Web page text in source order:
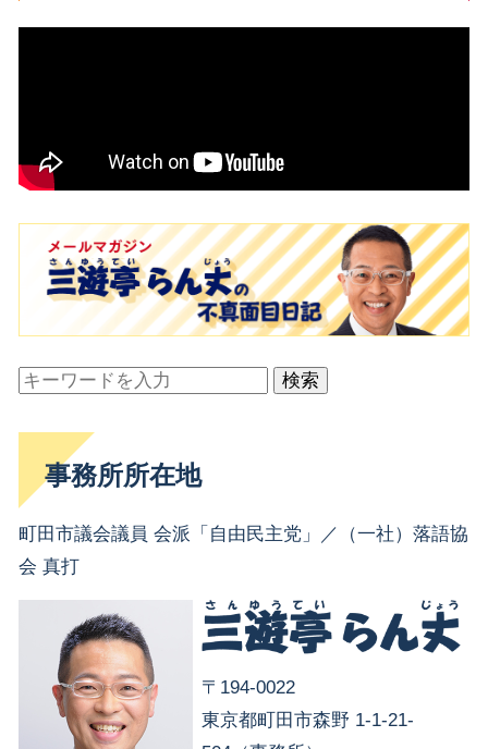
検索
事務所所在地
町田市議会議員 会派「自由民主党」／（一社）落語協
会 真打
〒194-0022
東京都町田市森野 1-1-21-